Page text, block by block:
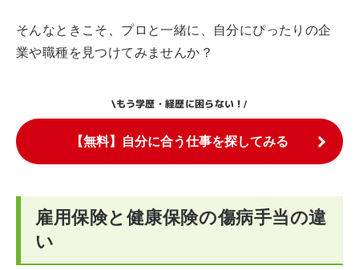
そんなときこそ、プロと一緒に、自分にぴったりの企
業や職種を見つけてみませんか？
\もう学歴・経歴に困らない！/
【無料】自分に合う仕事を探してみる
雇用保険と健康保険の傷病手当の違
い